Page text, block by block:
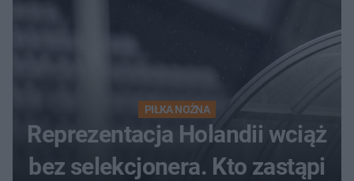
PIŁKA NOŻNA
Reprezentacja Holandii wciąż
bez selekcjonera. Kto zastąpi